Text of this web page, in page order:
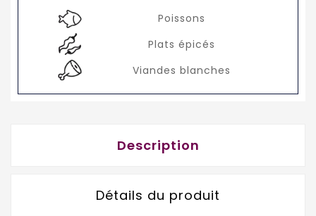
Poissons
Plats épicés
Viandes blanches
Description
Détails du produit